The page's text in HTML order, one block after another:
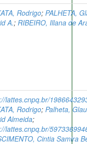
Rodrigo; PALHETA,
A.; RIBEIRO, Illana de
lattes.cnpq.br/
Rodrigo; Palheta,
Almeida;
lattes.cnpq.br/
Cintia Samira